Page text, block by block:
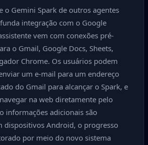
o Gemini Spark de outros agentes
integração com o Google
vem com conexões pré-
o Gmail, Google Docs, Sheets,
Chrome. Os usuários podem
um e-mail para um endereço
do Gmail para alcançar o Spark, e
na web diretamente pelo
informações adicionais são
dispositivos Android, o progresso
por meio do novo sistema